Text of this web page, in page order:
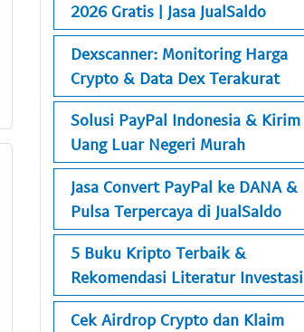
2026 Gratis | Jasa JualSaldo
Dexscanner: Monitoring Harga
Crypto & Data Dex Terakurat
Solusi PayPal Indonesia & Kirim
Uang Luar Negeri Murah
Jasa Convert PayPal ke DANA &
Pulsa Terpercaya di JualSaldo
5 Buku Kripto Terbaik &
Rekomendasi Literatur Investasi
Cek Airdrop Crypto dan Klaim